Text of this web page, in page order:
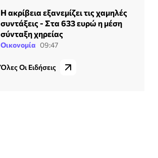
Η ακρίβεια εξανεμίζει τις χαμηλές
συντάξεις - Στα 633 ευρώ η μέση
σύνταξη χηρείας
Οικονομία 09:47
Όλες Οι Ειδήσεις